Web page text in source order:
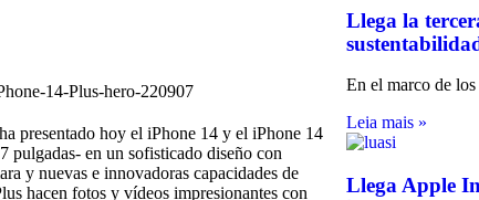
presentado hoy el iPhone 14 y el iPhone 14
pulgadas- en un sofisticado diseño con
y nuevas e innovadoras capacidades de
hacen fotos y vídeos impresionantes con
Llega la
En el marco de
Leia mais »
Llega Apple